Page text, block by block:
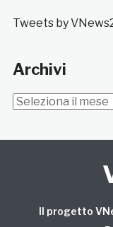
Tweets by
Archivi
Archivi
Il progetto